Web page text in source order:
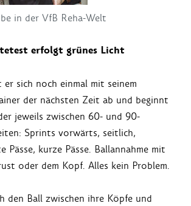
in der VfB Reha-Welt
erfolgt grünes Licht
sich noch einmal mit seinem
der nächsten Zeit ab und beginnt
jeweils zwischen 60- und 90-
Sprints vorwärts, seitlich,
Pässe, kurze Pässe. Ballannahme mit
oder dem Kopf. Alles kein Problem.
den Ball zwischen ihre Köpfe und